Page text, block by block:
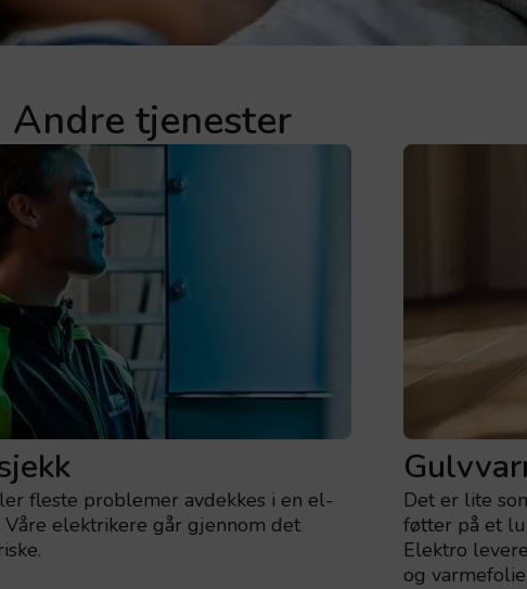
Andre tjenester
fleste problemer avdekkes i en el-
Våre elektrikere går gjennom det
Det er lite
føtter på et
Elektro
og